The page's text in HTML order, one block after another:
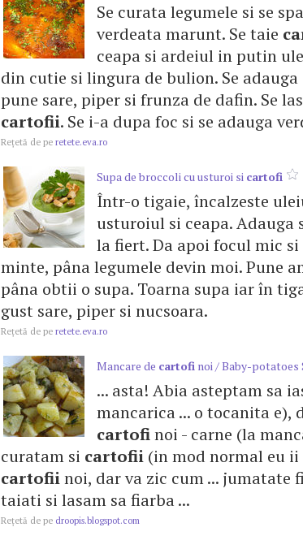
Se curata legumele si se
verdeata marunt. Se taie
ceapa si ardeiul in putin
din cutie si lingura de bulion. Se adauga
pune sare, piper si frunza de dafin. Se
cartofii. Se i-a dupa foc si se adauga
Reţetă de pe retete.eva.ro
Supa de broccoli cu usturoi si cartofi
Într-o tigaie, încalzeste
usturoiul si ceapa. Adauga
la fiert. Da apoi focul mic
minte, pâna legumele devin moi. Pune
pâna obtii o supa. Toarna supa iar în
gust sare, piper si nucsoara.
Reţetă de pe retete.eva.ro
Mancare de cartofi noi / Baby-potatoes
... asta! Abia asteptam sa
mancarica ... o tocanita e),
cartofinoi - carne (la
curatam si cartofii (in mod normal eu ii
cartofiinoi, dar va zic cum ... jumatate
taiati si lasam sa fiarba ...
Reţetă de pe droopis.blogspot.com